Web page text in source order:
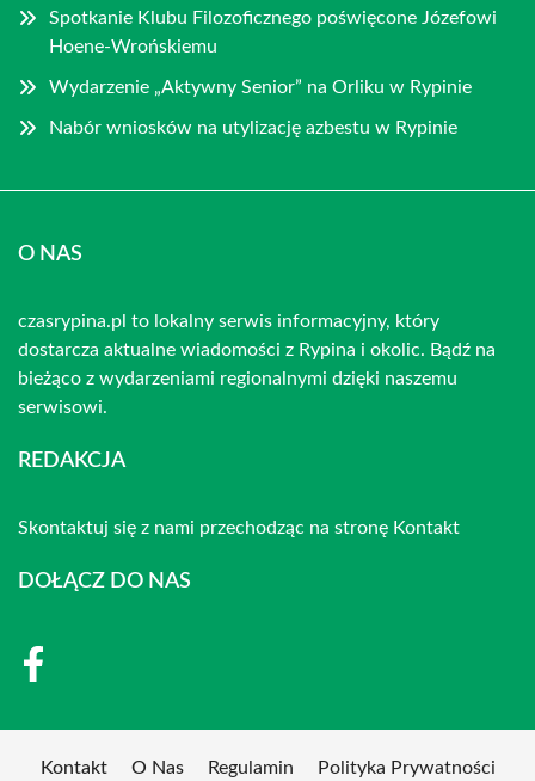
Spotkanie Klubu Filozoficznego poświęcone Józefowi
Hoene-Wrońskiemu
Wydarzenie „Aktywny Senior” na Orliku w Rypinie
Nabór wniosków na utylizację azbestu w Rypinie
O NAS
czasrypina.pl to lokalny serwis informacyjny, który
dostarcza aktualne wiadomości z Rypina i okolic. Bądź na
bieżąco z wydarzeniami regionalnymi dzięki naszemu
serwisowi.
REDAKCJA
Skontaktuj się z nami przechodząc na stronę Kontakt
DOŁĄCZ DO NAS
Kontakt O Nas Regulamin Polityka Prywatności